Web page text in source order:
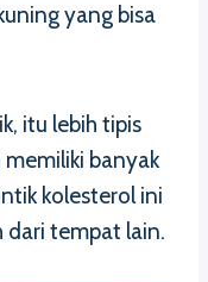
yang bisa
itu lebih tipis
banyak
kolesterol ini
dari tempat lain.